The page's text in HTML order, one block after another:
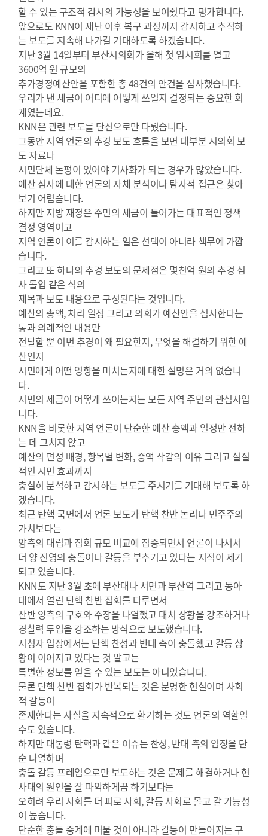
할 수 있는 구조적 감시의 가능성을 보여줬다고 평가합니다.
앞으로도 KNN이 재난 이후 복구 과정까지 감시하고 추적하
는 보도를 지속해 나가길 기대하도록 하겠습니다.
지난 3월 14일부터 부산시의회가 올해 첫 임시회를 열고
3600억 원 규모의
추가경정예산안을 포함한 총 48건의 안건을 심사했습니다.
우리가 낸 세금이 어디에 어떻게 쓰일지 결정되는 중요한 회
계였는데요.
KNN은 관련 보도를 단신으로만 다뤘습니다.
그동안 지역 언론의 추경 보도 흐름을 보면 대부분 시의회 보
도 자료나
시민단체 논평이 있어야 기사화가 되는 경우가 많았습니다.
예산 심사에 대한 언론의 자체 분석이나 탐사적 접근은 찾아
보기 어렵습니다.
하지만 지방 재정은 주민의 세금이 들어가는 대표적인 정책
결정 영역이고
지역 언론이 이를 감시하는 일은 선택이 아니라 책무에 가깝
습니다.
그리고 또 하나의 추경 보도의 문제점은 몇천억 원의 추경 심
사 돌입 같은 식의
제목과 보도 내용으로 구성된다는 것입니다.
예산의 총액, 처리 일정 그리고 의회가 예산안을 심사한다는
통과 의례적인 내용만
전달할 뿐 이번 추경이 왜 필요한지, 무엇을 해결하기 위한 예
산인지
시민에게 어떤 영향을 미치는지에 대한 설명은 거의 없습니
다.
시민의 세금이 어떻게 쓰이는지는 모든 지역 주민의 관심사입
니다.
KNN을 비롯한 지역 언론이 단순한 예산 총액과 일정만 전하
는 데 그치지 않고
예산의 편성 배경, 항목별 변화, 증액 삭감의 이유 그리고 실질
적인 시민 효과까지
충실히 분석하고 감시하는 보도를 주시기를 기대해 보도록 하
겠습니다.
최근 탄핵 국면에서 언론 보도가 탄핵 찬반 논리나 민주주의
가치보다는
양측의 대립과 집회 규모 비교에 집중되면서 언론이 나서서
더 양 진영의 충돌이나 갈등을 부추기고 있다는 지적이 제기
되고 있습니다.
KNN도 지난 3월 초에 부산대나 서면과 부산역 그리고 동아
대에서 열린 탄핵 찬반 집회를 다루면서
찬반 양측의 구호와 주장을 나열했고 대치 상황을 강조하거나
경찰력 투입을 강조하는 방식으로 보도했습니다.
시청자 입장에서는 탄핵 찬성과 반대 측이 충돌했고 갈등 상
황이 이어지고 있다는 것 말고는
특별한 정보를 얻을 수 있는 보도는 아니었습니다.
물론 탄핵 찬반 집회가 반복되는 것은 분명한 현실이며 사회
적 갈등이
존재한다는 사실을 지속적으로 환기하는 것도 언론의 역할일
수도 있습니다.
하지만 대통령 탄핵과 같은 이슈는 찬성, 반대 측의 입장을 단
순 나열하며
충돌 갈등 프레임으로만 보도하는 것은 문제를 해결하거나 현
사태의 원인을 잘 파악하게끔 하기보다는
오히려 우리 사회를 더 피로 사회, 갈등 사회로 몰고 갈 가능성
이 높습니다.
단순한 충돌 중계에 머물 것이 아니라 갈등이 만들어지는 구